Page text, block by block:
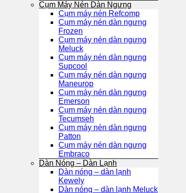
Cụm Máy Nén Dàn Ngưng
Cụm máy nén Refcomp
Cụm máy nén dàn ngưng
Frozen
Cụm máy nén dàn ngưng
Meluck
Cụm máy nén dàn ngưng
Supcool
Cụm máy nén dàn ngưng
Maneurop
Cụm máy nén dàn ngưng
Emerson
Cụm máy nén dàn ngưng
Tecumseh
Cụm máy nén dàn ngưng
Patton
Cụm máy nén dàn ngưng
Embraco
Dàn Nóng – Dàn Lạnh
Dàn nóng – dàn lạnh
Kewely
Dàn nóng – dàn lạnh Meluck